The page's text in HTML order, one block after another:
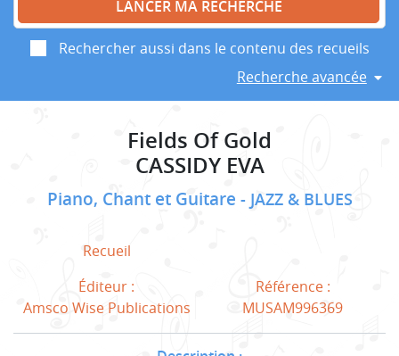
Rechercher aussi dans le contenu des recueils
Recherche avancée
Fields Of Gold
CASSIDY EVA
Piano, Chant et Guitare JAZZ & BLUES
Recueil
Éditeur :
Amsco Wise Publications
Référence :
MUSAM996369